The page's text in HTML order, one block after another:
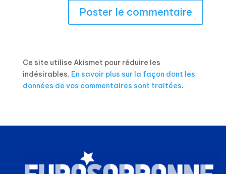
Ce site utilise Akismet pour réduire les
indésirables. En savoir plus sur la façon dont les
données de vos commentaires sont traitées.